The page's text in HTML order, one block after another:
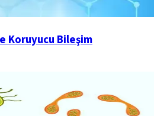
Koruyucu Bileşim